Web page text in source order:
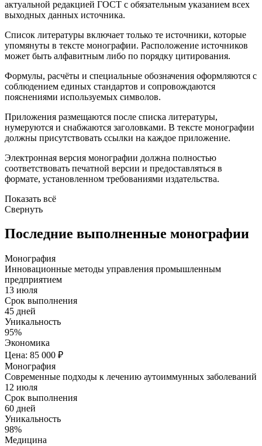
актуальной редакцией ГОСТ с обязательным указанием всех
выходных данных источника.
Список литературы включает только те источники, которые
упомянуты в тексте монографии. Расположение источников
может быть алфавитным либо по порядку цитирования.
Формулы, расчёты и специальные обозначения оформляются с
соблюдением единых стандартов и сопровождаются
пояснениями используемых символов.
Приложения размещаются после списка литературы,
нумеруются и снабжаются заголовками. В тексте монографии
должны присутствовать ссылки на каждое приложение.
Электронная версия монографии должна полностью
соответствовать печатной версии и предоставляться в
формате, установленном требованиями издательства.
Показать всё
Свернуть
Последние выполненные монографии
Монография
Инновационные методы управления промышленным
предприятием
13 июля
Срок выполнения
45 дней
Уникальность
95%
Экономика
Цена: 85 000 ₽
Монография
Современные подходы к лечению аутоиммунных заболеваний
12 июля
Срок выполнения
60 дней
Уникальность
98%
Медицина